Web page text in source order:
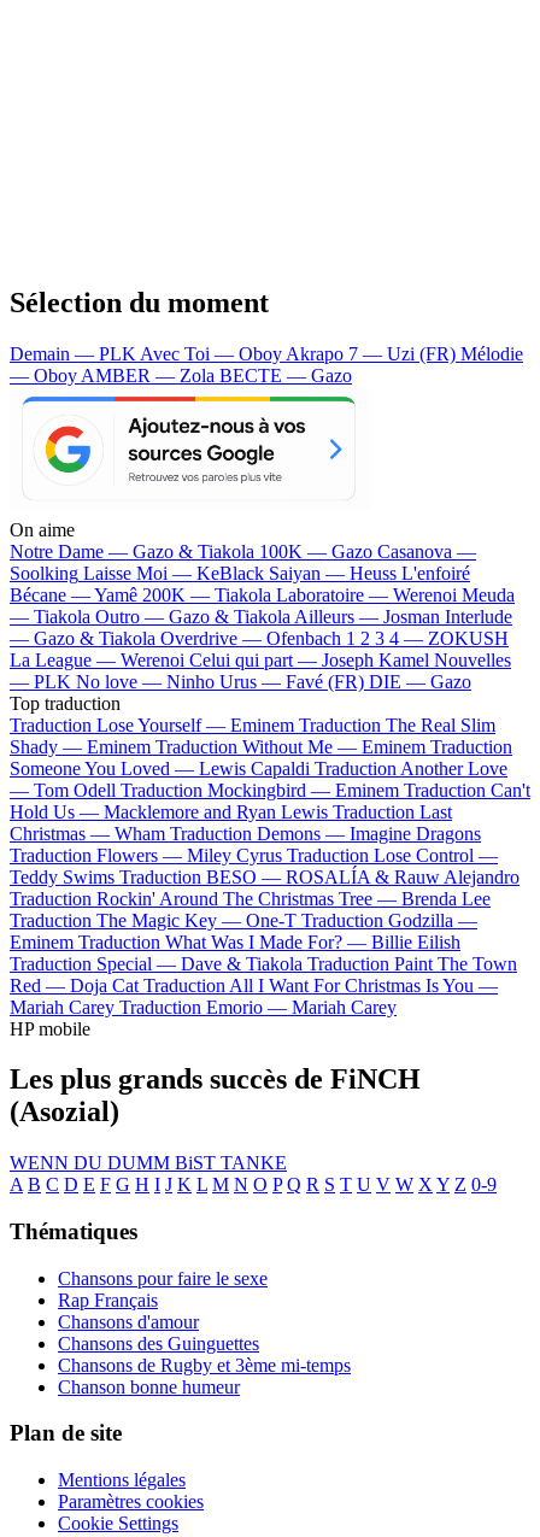
Sélection du moment
Demain — PLK Avec Toi — Oboy Akrapo 7 — Uzi (FR) Mélodie
— Oboy AMBER — Zola BECTE — Gazo
On aime
Notre Dame — Gazo & Tiakola 100K — Gazo Casanova —
Soolking Laisse Moi — KeBlack Saiyan — Heuss L'enfoiré
Bécane —Yamê 200K — Tiakola Laboratoire — Werenoi Meuda
— Tiakola Outro — Gazo & Tiakola Ailleurs — Josman Interlude
— Gazo & Tiakola Overdrive — Ofenbach 1 2 3 4 — ZOKUSH
La League — Werenoi Celui qui part — Joseph Kamel Nouvelles
— PLK No love — Ninho Urus — Favé (FR) DIE — Gazo
Top traduction
Traduction Lose Yourself — Eminem Traduction The Real Slim
Shady — Eminem Traduction Without Me — Eminem Traduction
Someone You Loved — Lewis Capaldi Traduction Another Love
— Tom Odell Traduction Mockingbird — Eminem Traduction Can't
Hold Us — Macklemore and Ryan Lewis Traduction Last
Christmas — Wham Traduction Demons — Imagine Dragons
Traduction Flowers — Miley Cyrus Traduction Lose Control —
Teddy Swims Traduction BESO — ROSALÍA & Rauw Alejandro
Traduction Rockin' Around The Christmas Tree — Brenda Lee
Traduction The Magic Key — One-T Traduction Godzilla —
Eminem Traduction What Was I Made For? — Billie Eilish
Traduction Special — Dave & Tiakola Traduction Paint The Town
Red — Doja Cat Traduction All I Want For Christmas Is You —
Mariah Carey Traduction Emorio — Mariah Carey
HP mobile
Les plus grands succès de FiNCH
(Asozial)
WENN DU DUMM BiST TANKE
A B C D E F G H I J K L M N O P Q R S T U V W X Y Z 0-9
Thématiques
Chansons pour faire le sexe
Rap Français
Chansons d'amour
Chansons des Guinguettes
Chansons de Rugby et 3ème mi-temps
Chanson bonne humeur
Plan de site
Mentions légales
Paramètres cookies
Cookie Settings